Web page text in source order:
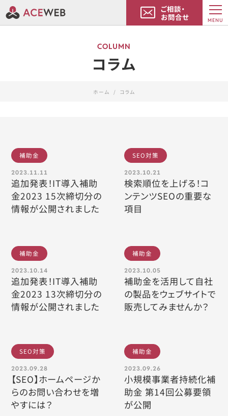
ご相談・
お問合せ
MENU
COLUMN
コラム
ホーム コラム
補助金
2023.11.11
追加発表！IT導入補助
金2023 15次締切分の
情報が公開されました
SEO対策
2023.10.21
検索順位を上げる！コ
ンテンツSEOの重要な
項目
補助金
2023.10.14
追加発表！IT導入補助
金2023 13次締切分の
情報が公開されました
補助金
2023.10.05
補助金を活用して自社
の製品をウェブサイトで
販売してみませんか？
SEO対策
2023.09.28
【SEO】ホームページか
らのお問い合わせを増
やすには？
補助金
2023.09.26
小規模事業者持続化補
助金 第14回公募要領
が公開